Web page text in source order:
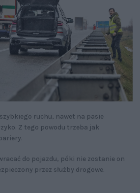
ruchu, nawet na pasie
Z tego powodu trzeba jak
do pojazdu, póki nie zostanie on
przez służby drogowe.